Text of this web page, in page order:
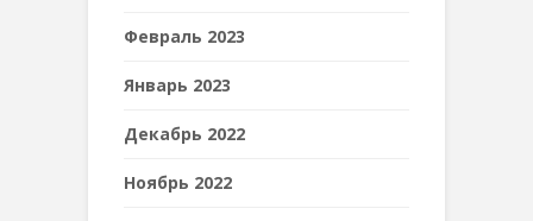
Февраль 2023
Январь 2023
Декабрь 2022
Ноябрь 2022